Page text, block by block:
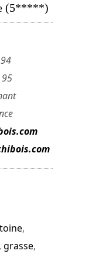
(5*****)
,
, grasse,